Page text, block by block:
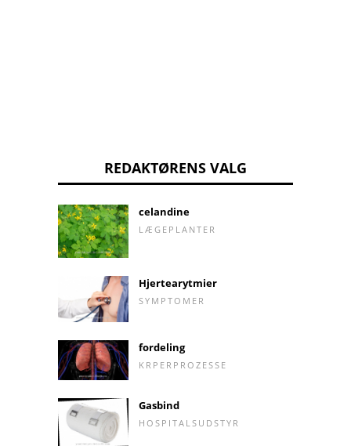
REDAKTØRENS VALG
celandine
LÆGEPLANTER
Hjertearytmier
SYMPTOMER
fordeling
KRPERPROZESSE
Gasbind
HOSPITALSUDSTYR